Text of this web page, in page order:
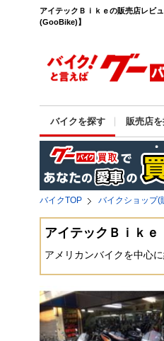
アイテックＢｉｋｅの販売店レビ
(GooBike)】
バイクを探す 販売店
バイクTOP バイクショップ(
アイテックＢｉｋｅ
アメリカンバイクを中心